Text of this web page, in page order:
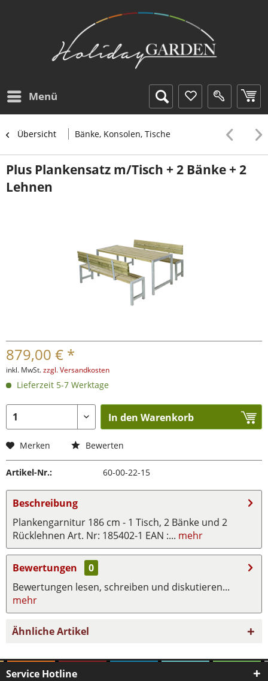
Menü
Übersicht Bänke, Konsolen, Tische
Plus Plankensatz m/Tisch + 2 Bänke + 2
Lehnen
879,00 € *
inkl. MwSt.zzgl. Versandkosten
Lieferzeit 5-7 Werktage
In den Warenkorb
Merken Bewerten
Artikel-Nr.: 60-00-22-15
Beschreibung
Plankengarnitur 186 cm - 1 Tisch, 2 Bänke und 2
Rücklehnen Art. Nr: 185402-1 EAN :... mehr
Bewertungen
0
Bewertungen lesen, schreiben und diskutieren...
mehr
Ähnliche Artikel
Service Hotline